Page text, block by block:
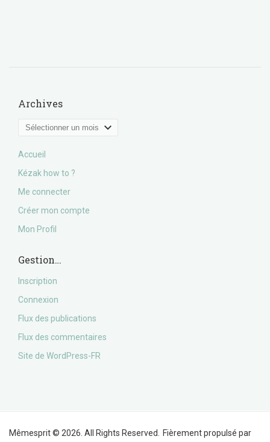
Archives
Archives
Accueil
Kézak how to ?
Me connecter
Créer mon compte
Mon Profil
Gestion…
Inscription
Connexion
Flux des publications
Flux des commentaires
Site de WordPress-FR
Mêmesprit © 2026. All Rights Reserved.
Fièrement propulsé par